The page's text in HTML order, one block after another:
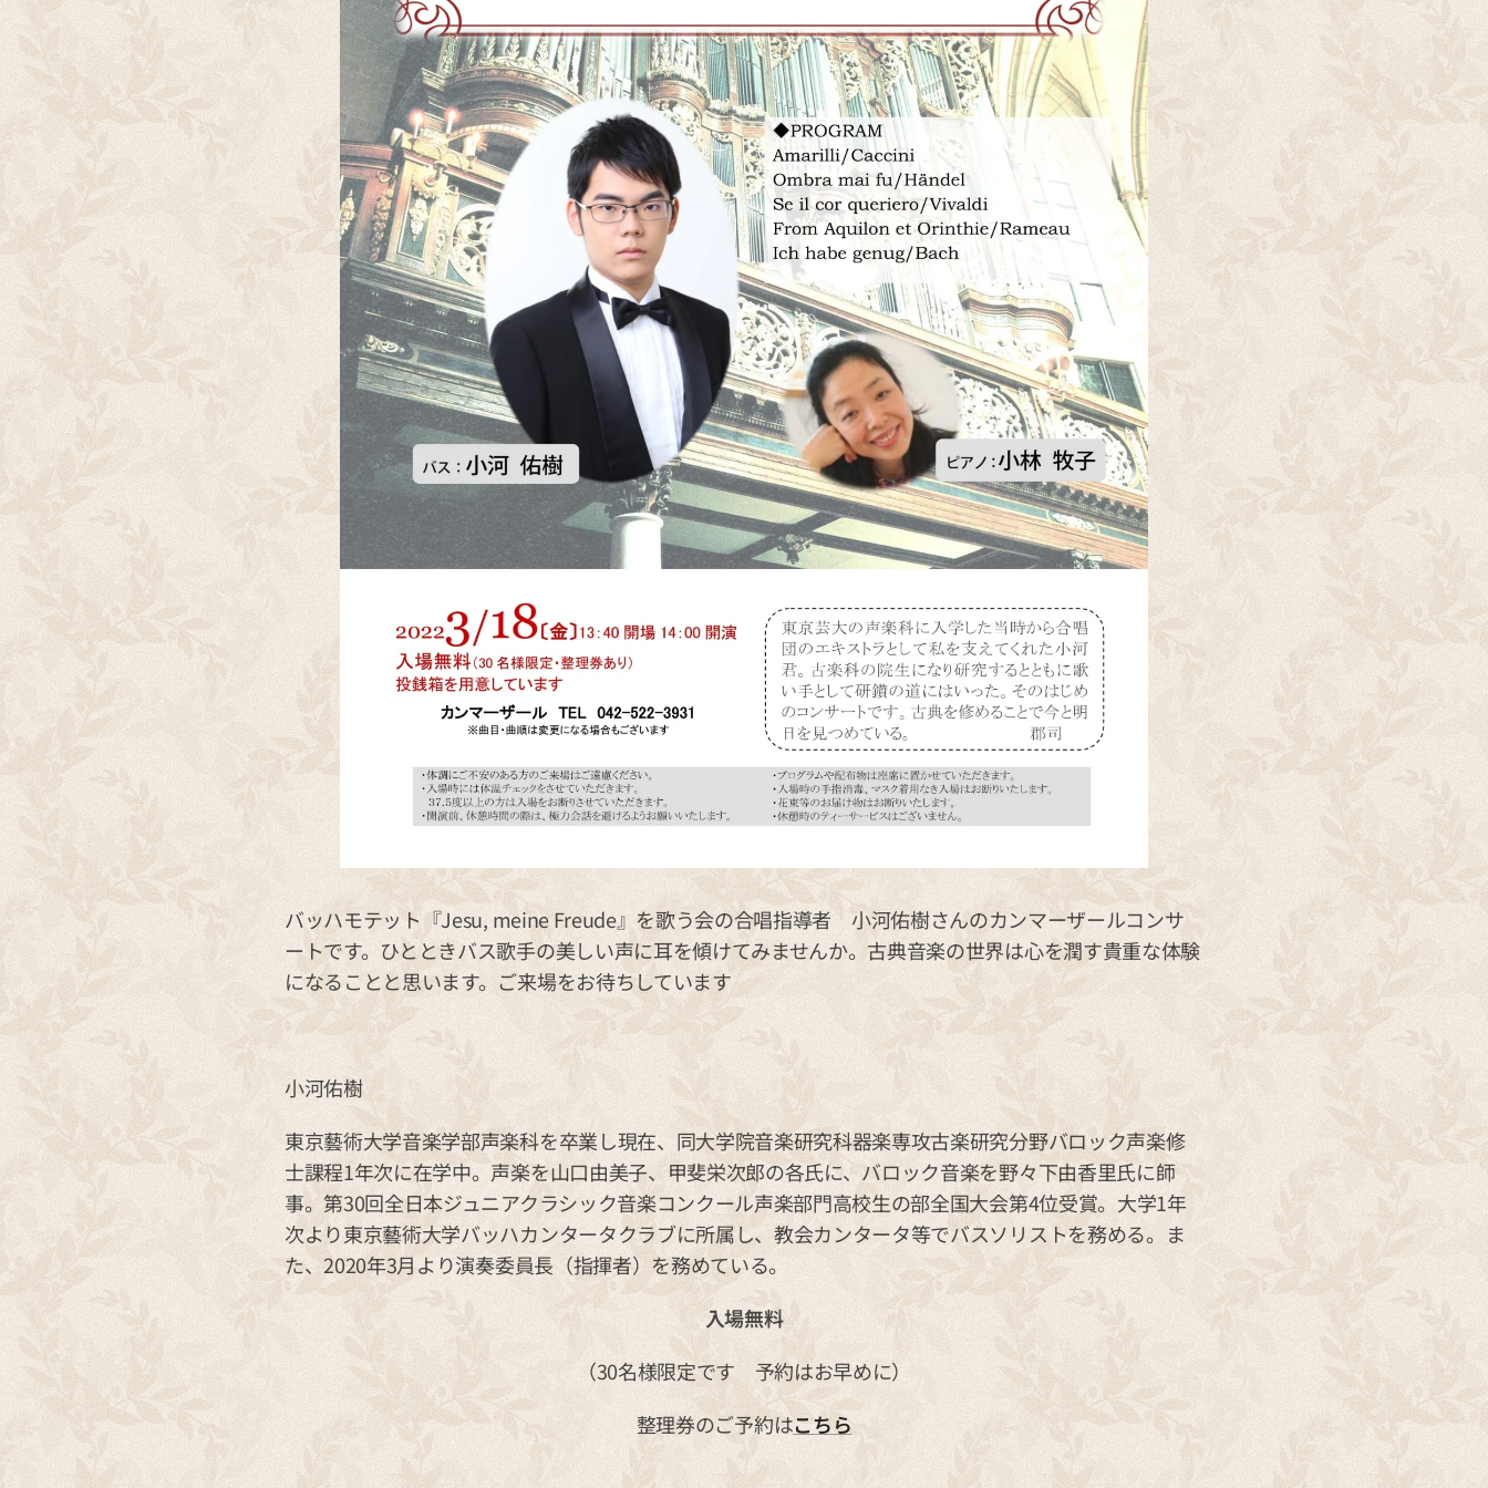
バッハモテット『Jesu, meine Freude』を歌う会の合唱指導者 小河佑樹さんのカンマーザールコンサ
ートです。ひとときバス歌手の美しい声に耳を傾けてみませんか。古典音楽の世界は心を潤す貴重な体験
になることと思います。ご来場をお待ちしています
小河佑樹
東京藝術大学音楽学部声楽科を卒業し現在、同大学院音楽研究科器楽専攻古楽研究分野バロック声楽修
士課程1年次に在学中。声楽を山口由美子、甲斐栄次郎の各氏に、バロック音楽を野々下由香里氏に師
事。第30回全日本ジュニアクラシック音楽コンクール声楽部門高校生の部全国大会第4位受賞。大学1年
次より東京藝術大学バッハカンタータクラブに所属し、教会カンタータ等でバスソリストを務める。ま
た、2020年3月より演奏委員長（指揮者）を務めている。
入場無料
（30名様限定です 予約はお早めに）
整理券のご予約はこちら